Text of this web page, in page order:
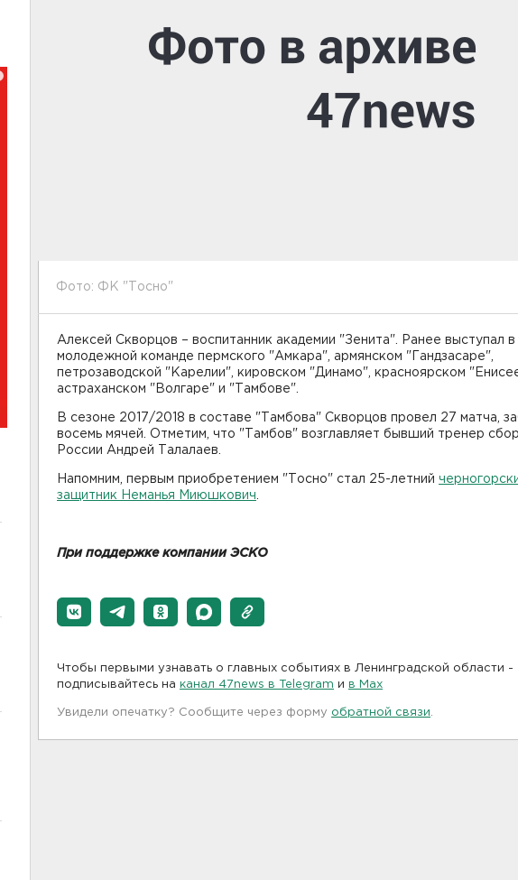
Фото: ФК "Тосно"
Алексей Скворцов – воспитанник академии "Зенита". Ранее выступал в
молодежной команде пермского "Амкара", армянском "Гандзасаре",
петрозаводской "Карелии", кировском "Динамо", красноярском
астраханском "Волгаре" и "Тамбове".
В сезоне 2017/2018 в составе "Тамбова" Скворцов провел 27 матча,
восемь мячей. Отметим, что "Тамбов" возглавляет бывший тренер
России Андрей Талалаев.
Напомним, первым приобретением "Тосно" стал 25-летний
защитник Неманья Миюшкович
При поддержке компании ЭСКО
Чтобы первыми узнавать о главных событиях в Ленинградской области -
подписывайтесь на канал 47news в Telegram и в Maх
Увидели опечатку? Сообщите через форму обратной связи